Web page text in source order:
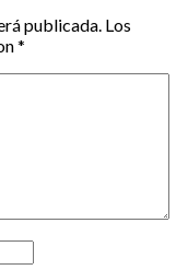
publicada. Los
*